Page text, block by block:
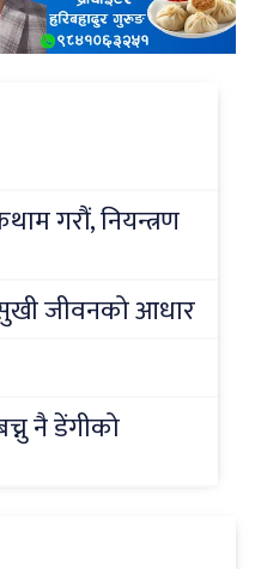
गरौं, नियन्त्रण
जीवनको आधार
नै डेंगीको